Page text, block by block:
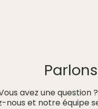
avez une question
nous et notre équipe